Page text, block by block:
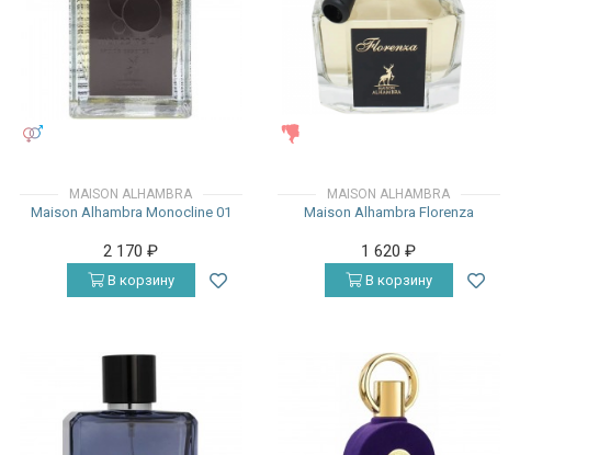
MAISON ALHAMBRA
Maison Alhambra Monocline 01
2 170₽
В корзину
MAISON ALHAMBRA
Maison Alhambra Florenza
1 620₽
В корзину